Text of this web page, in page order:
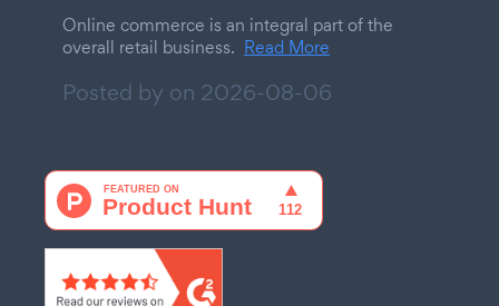
Online commerce is an integral part of the
overall retail business. Read More
Posted by on 2026-08-06